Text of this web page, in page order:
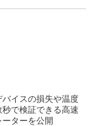
バイスの損失や温度
秒で検証できる高速
ーターを公開